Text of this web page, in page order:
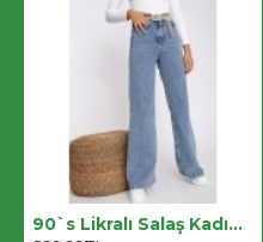
90`s Likralı Salaş Kadın Orta Kar Mavi Süper Yüksek Bel Salaş Paça Denim Kot Pantolon